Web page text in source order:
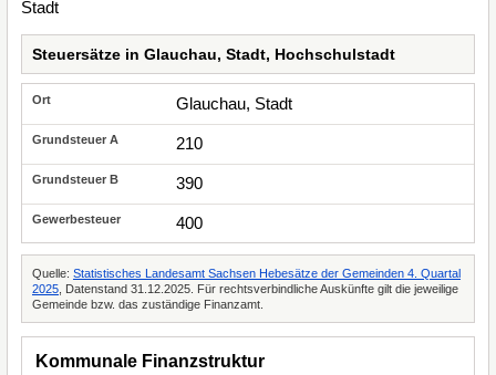
Steuersätze in Glauchau, Stadt, Hochschulstadt
Glauchau, Stadt
210
390
400
Quelle: Statistisches Landesamt Sachsen Hebesätze der Gemeinden 4. Quartal
2025 , Datenstand 31.12.2025. Für rechtsverbindliche Auskünfte gilt die jeweilige
Gemeinde bzw. das zuständige Finanzamt.
Kommunale Finanzstruktur